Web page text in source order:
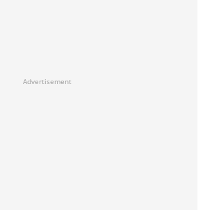
Advertisement